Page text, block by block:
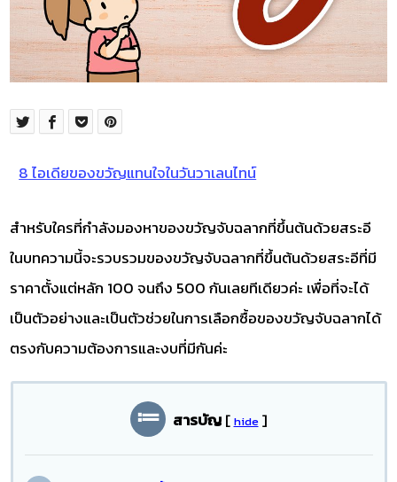
8 ไอเดียของขวัญแทนใจในวันวาเลนไทน์
สำหรับใครที่กำลังมองหาของขวัญจับฉลากที่ขึ้นต้นด้วยสระอี
ในบทความนี้จะรวบรวมของขวัญจับฉลากที่ขึ้นต้นด้วยสระอีที่มี
ราคาตั้งแต่หลัก 100 จนถึง 500 กันเลยทีเดียวค่ะ เพื่อที่จะได้
เป็นตัวอย่างและเป็นตัวช่วยในการเลือกซื้อของขวัญจับฉลากได้
ตรงกับความต้องการและงบที่มีกันค่ะ
สารบัญ [ hide ]